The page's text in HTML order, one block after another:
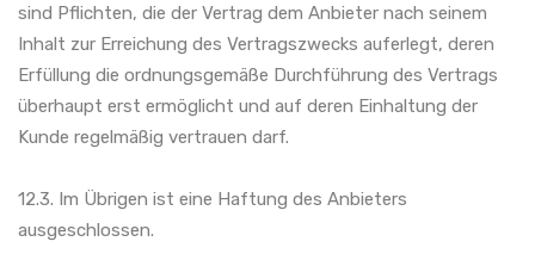
sind Pflichten, die der Vertrag dem Anbieter nach seinem
Inhalt zur Erreichung des Vertragszwecks auferlegt, deren
Erfüllung die ordnungsgemäße Durchführung des Vertrags
überhaupt erst ermöglicht und auf deren Einhaltung der
Kunde regelmäßig vertrauen darf.
12.3. Im Übrigen ist eine Haftung des Anbieters
ausgeschlossen.